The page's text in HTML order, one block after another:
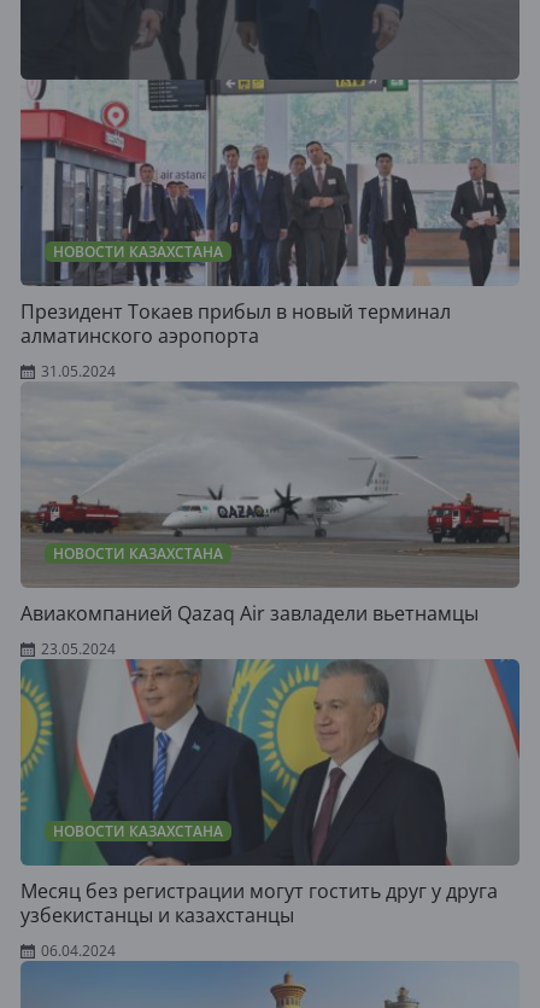
НОВОСТИ КАЗАХСТАНА
Президент Токаев прибыл в новый терминал
алматинского аэропорта
31.05.2024
НОВОСТИ КАЗАХСТАНА
Авиакомпанией Qazaq Air завладели вьетнамцы
23.05.2024
НОВОСТИ КАЗАХСТАНА
Месяц без регистрации могут гостить друг у друга
узбекистанцы и казахстанцы
06.04.2024